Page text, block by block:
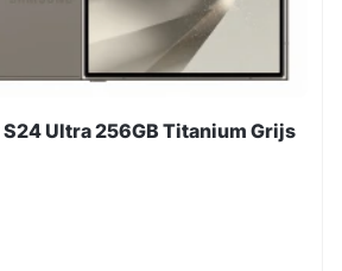
Ultra 256GB Titanium Grijs